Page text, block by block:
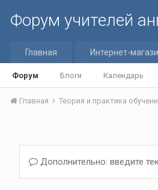
Форум учителей
Главная Интернет-
Форум Блоги Календарь
Главная
Дополнительно: введите